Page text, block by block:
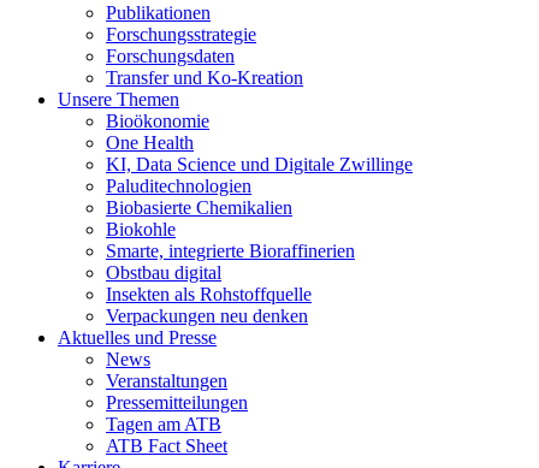
Publikationen
Forschungsstrategie
Forschungsdaten
Transfer und Ko-Kreation
Unsere Themen
Bioökonomie
One Health
KI, Data Science und Digitale Zwillinge
Paluditechnologien
Biobasierte Chemikalien
Biokohle
Smarte, integrierte Bioraffinerien
Obstbau digital
Insekten als Rohstoffquelle
Verpackungen neu denken
Aktuelles und Presse
News
Veranstaltungen
Pressemitteilungen
Tagen am ATB
ATB Fact Sheet